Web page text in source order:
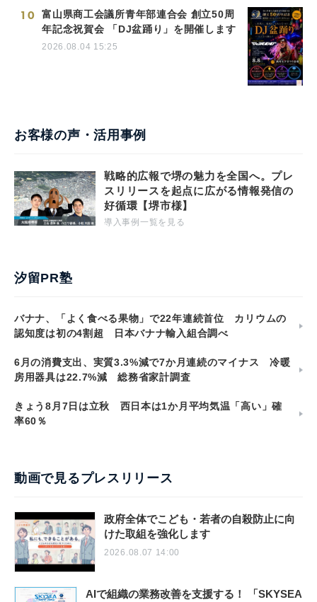
10
富山県商工会議所青年部連合会 創立50周
年記念祝賀会 「DJ盆踊り」を開催します
2026.08.04 15:25
お客様の声・活用事例
戦略的広報で堺の魅力を全国へ。プレ
スリリースを起点に広がる情報発信の
好循環【堺市様】
導入事例一覧を見る
汐留PR塾
バナナ、「よく食べる果物」で22年連続首位 カリウムの
認知度は初の4割超 日本バナナ輸入組合調べ
6月の消費支出、実質3.3%減で7か月連続のマイナス 冷暖
房用器具は22.7%減 総務省家計調査
きょう8月7日は立秋 西日本は1か月平均気温「高い」確
率60％
動画で見るプレスリリース
政府全体でこども・若者の自殺防止に向
けた取組を強化します
2026.08.07 14:00
AIで組織の業務改善を支援する！ 「SKYSEA